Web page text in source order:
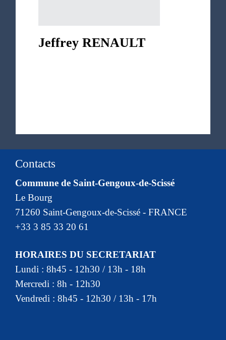
Jeffrey RENAULT
Contacts
Commune de Saint-Gengoux-de-Scissé
Le Bourg
71260 Saint-Gengoux-de-Scissé - FRANCE
+33 3 85 33 20 61
HORAIRES DU SECRETARIAT
Lundi : 8h45 - 12h30 / 13h - 18h
Mercredi : 8h - 12h30
Vendredi : 8h45 - 12h30 / 13h - 17h